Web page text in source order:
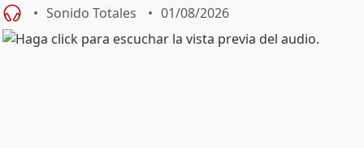
Sonido Totales 01/08/2026